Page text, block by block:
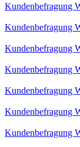
Kundenbefragung
Kundenbefragung
Kundenbefragung
Kundenbefragung
Kundenbefragung
Kundenbefragung
Kundenbefragung